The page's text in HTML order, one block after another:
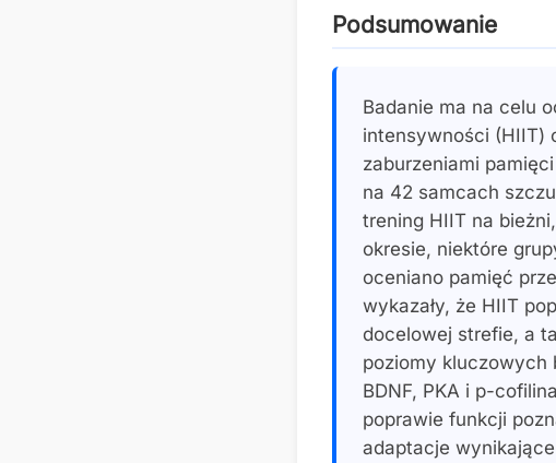
Podsumowanie
Badanie ma na celu
intensywności (HIIT)
zaburzeniami
na 42 samcach
trening HIIT na
okresie, niektóre
oceniano pamięć
wykazały, że HIIT
docelowej strefie, a
poziomy kluczowych
BDNF, PKA i p-
poprawie funkcji
adaptacje